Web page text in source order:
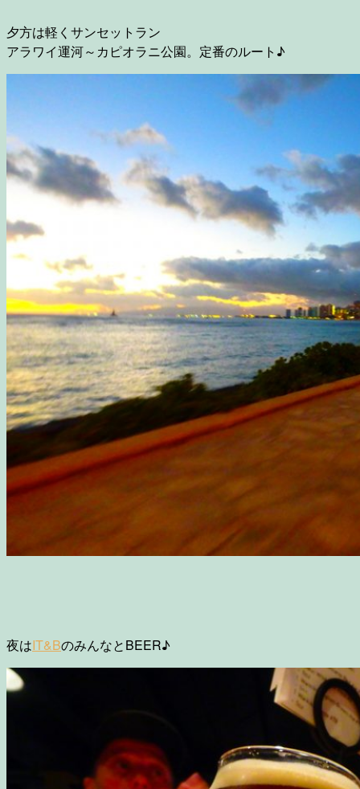
夕方は軽くサンセットラン
アラワイ運河～カピオラニ公園。定番のルート♪
夜はIT&BのみんなとBEER♪